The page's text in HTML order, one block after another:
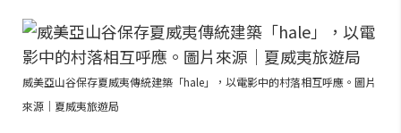
威美亞山谷保存夏威夷傳統建築「hale」，以電影中的村落相互呼應。圖片
來源｜夏威夷旅遊局